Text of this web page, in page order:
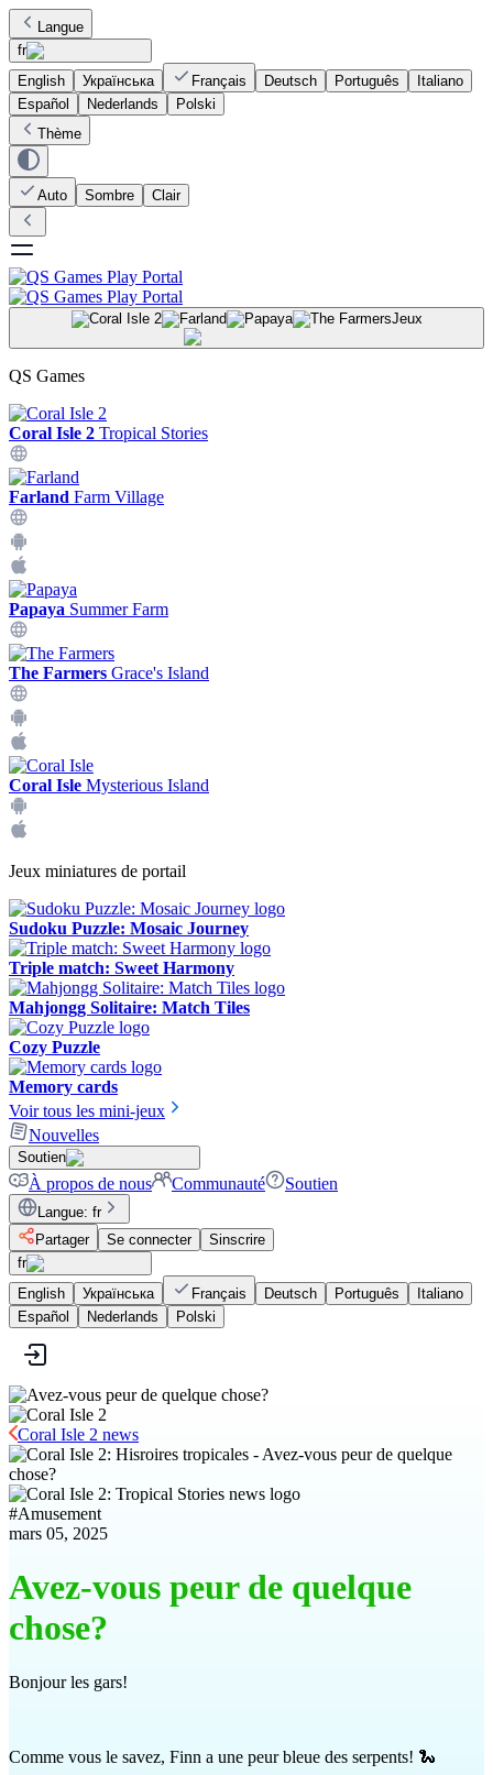
Langue
fr
English
Українська Français Deutsch Português
Italiano
Español
Nederlands
Polski
Thème
Auto Sombre Clair
Jeux
QS Games
Coral Isle 2 Tropical Stories
Farland Farm Village
Papaya Summer Farm
The Farmers Grace's Island
Coral Isle Mysterious Island
Jeux miniatures de portail
Sudoku Puzzle: Mosaic Journey
Triple match: Sweet Harmony
Mahjongg Solitaire: Match Tiles
Cozy Puzzle
Memory cards
Voir tous les mini-jeux
Nouvelles
Soutien
À propos de nous Communauté Soutien
Langue: fr
Partager
Se connecter
Sinscrire
fr
English
Українська Français Deutsch Português
Italiano
Español
Nederlands Polski
Coral Isle 2 news
#Amusement
mars 05, 2025
Avez-vous peur de quelque
chose?
Bonjour les gars!
Comme vous le savez, Finn a une peur bleue des serpents! 🐍